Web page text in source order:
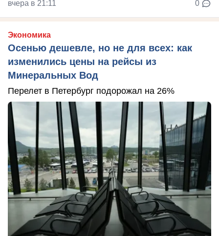
вчера в 21:11 0
Экономика
Осенью дешевле, но не для всех: как
изменились цены на рейсы из
Минеральных Вод
Перелет в Петербург подорожал на 26%